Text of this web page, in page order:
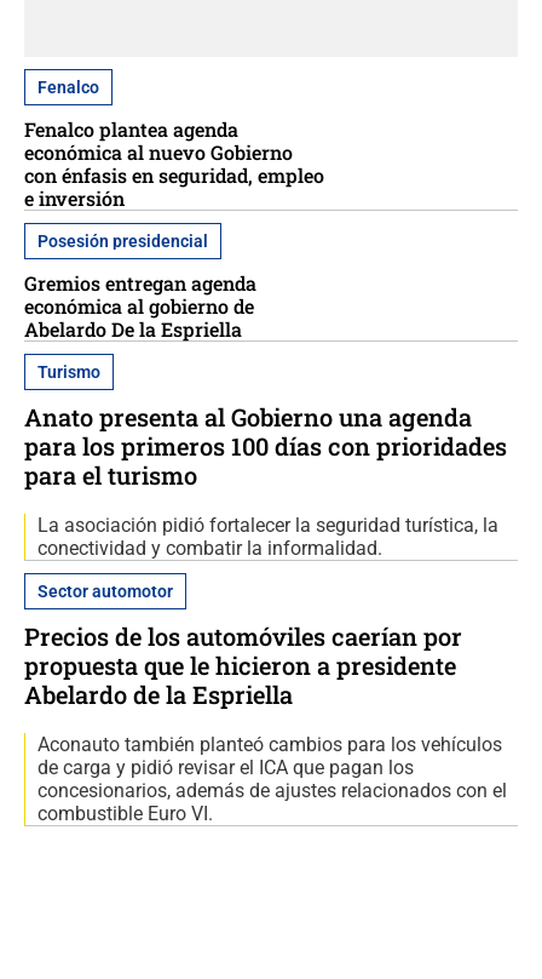
Fenalco
Fenalco plantea agenda
económica al nuevo Gobierno
con énfasis en seguridad, empleo
e inversión
Posesión presidencial
Gremios entregan agenda
económica al gobierno de
Abelardo De la Espriella
Turismo
Anato presenta al Gobierno una agenda
para los primeros 100 días con prioridades
para el turismo
La asociación pidió fortalecer la seguridad turística, la
conectividad y combatir la informalidad.
Sector automotor
Precios de los automóviles caerían por
propuesta que le hicieron a presidente
Abelardo de la Espriella
Aconauto también planteó cambios para los vehículos
de carga y pidió revisar el ICA que pagan los
concesionarios, además de ajustes relacionados con el
combustible Euro VI.